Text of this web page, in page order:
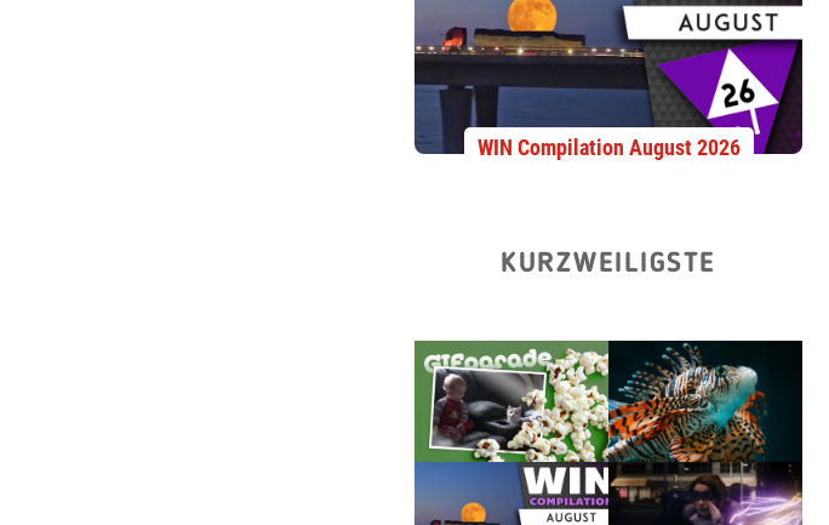
WIN Compilation August 2026
KURZWEILIGSTE